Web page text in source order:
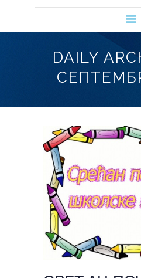
DAILY
ДОКУМЕНТА
КОНТАКТ